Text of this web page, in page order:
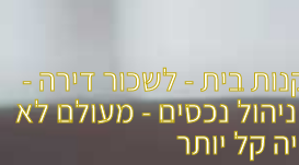
בית - לשכור דירה -
נכסים - מעולם לא
קל יותר